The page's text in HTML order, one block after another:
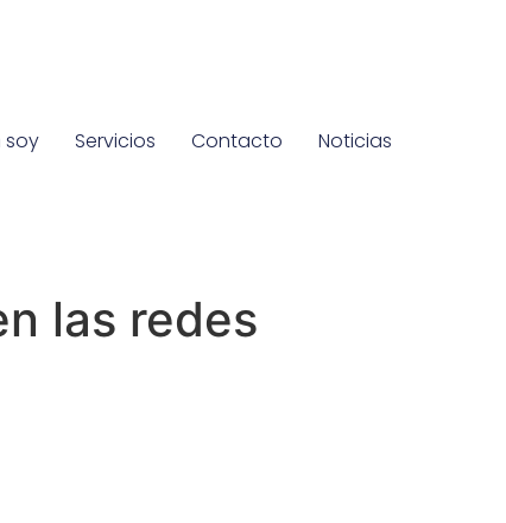
soy Servicios Contacto Noticias
las redes